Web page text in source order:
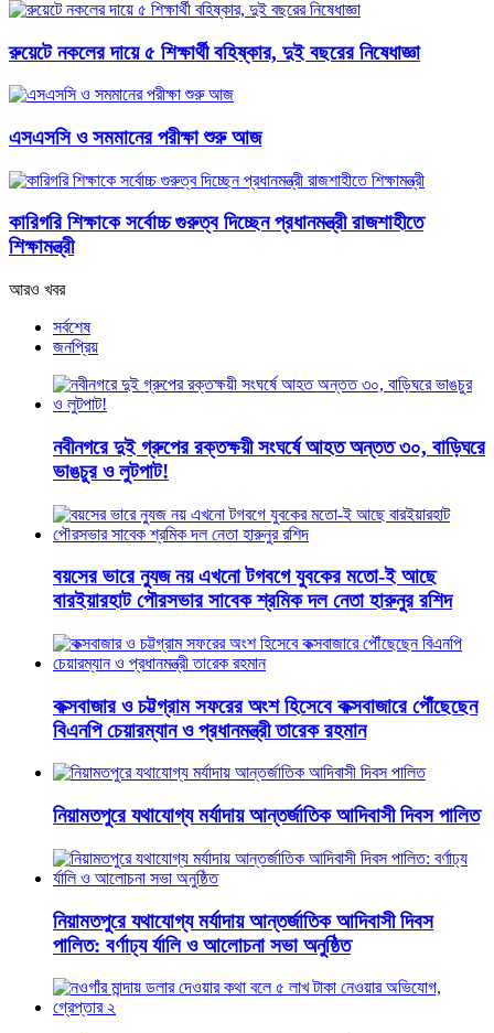
রুয়েটে নকলের দায়ে ৫ শিক্ষার্থী বহিষ্কার, দুই বছরের নিষেধাজ্ঞা
এসএসসি ও সমমানের পরীক্ষা শুরু আজ
কারিগরি শিক্ষাকে সর্বোচ্চ গুরুত্ব দিচ্ছেন প্রধানমন্ত্রী রাজশাহীতে
শিক্ষামন্ত্রী
আরও খবর
সর্বশেষ
জনপ্রিয়
নবীনগরে দুই গ্রুপের রক্তক্ষয়ী সংঘর্ষে আহত অন্তত ৩০, বাড়িঘরে
ভাঙচুর ও লুটপাট!
বয়সের ভারে ন্যুজ নয় এখনো টগবগে যুবকের মতো-ই আছে
বারইয়ারহাট পৌরসভার সাবেক শ্রমিক দল নেতা হারুনুর রশিদ
কক্সবাজার ও চট্টগ্রাম সফরের অংশ হিসেবে কক্সবাজারে পৌঁছেছেন
বিএনপি চেয়ারম্যান ও প্রধানমন্ত্রী তারেক রহমান
নিয়ামতপুরে যথাযোগ্য মর্যাদায় আন্তর্জাতিক আদিবাসী দিবস পালিত
নিয়ামতপুরে যথাযোগ্য মর্যাদায় আন্তর্জাতিক আদিবাসী দিবস
পালিত: বর্ণাঢ্য র্যালি ও আলোচনা সভা অনুষ্ঠিত